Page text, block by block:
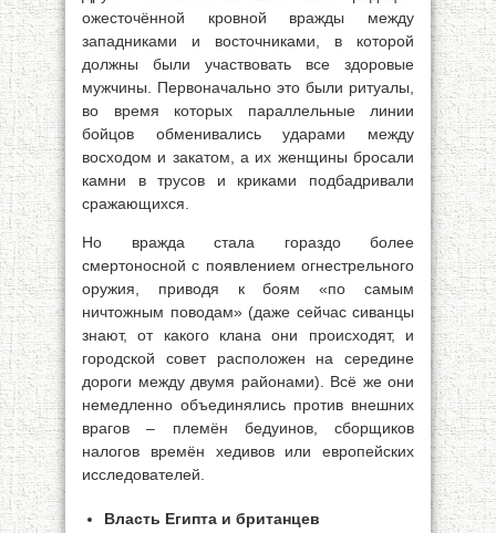
ожесточённой кровной вражды между
западниками и восточниками, в которой
должны были участвовать все здоровые
мужчины. Первоначально это были ритуалы,
во время которых параллельные линии
бойцов обменивались ударами между
восходом и закатом, а их женщины бросали
камни в трусов и криками подбадривали
сражающихся.
Но вражда стала гораздо более
смертоносной с появлением огнестрельного
оружия, приводя к боям «по самым
ничтожным поводам» (даже сейчас сиванцы
знают, от какого клана они происходят, и
городской совет расположен на середине
дороги между двумя районами). Всё же они
немедленно объединялись против внешних
врагов – племён бедуинов, сборщиков
налогов времён хедивов или европейских
исследователей.
Власть Египта и британцев